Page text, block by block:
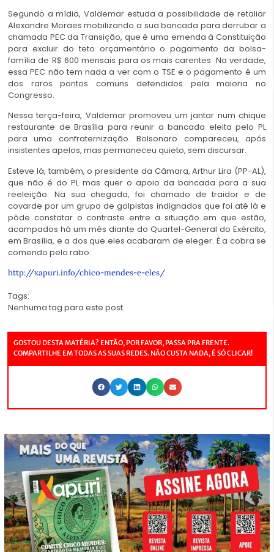
Segundo a mídia, Valdemar estuda a possibilidade de retaliar
Alexandre Moraes mobilizando a sua bancada para derrubar a
chamada PEC da Transição, que é uma emenda à Constituição
para excluir do teto orçamentário o pagamento da bolsa-
família de R$ 600 mensais para os mais carentes. Na verdade,
essa PEC não tem nada a ver com o TSE e o pagamento é um
dos raros pontos comuns defendidos pela maioria no
Congresso.
Nessa terça-feira, Valdemar promoveu um jantar num chique
restaurante de Brasília para reunir a bancada eleita pelo PL
para uma confraternização. Bolsonaro compareceu, após
insistentes apelos, mas permaneceu quieto, sem discursar.
Esteve lá, também, o presidente da Câmara, Arthur Lira (PP-AL),
que não é do PL mas quer o apoio da bancada para a sua
reeleição. Na sua chegada, foi chamado de traidor e de
covarde por um grupo de golpistas indignados que foi até lá e
pôde constatar o contraste entre a situação em que estão,
acampados há um mês diante do Quartel-General do Exército,
em Brasília, e a dos que eles acabaram de eleger. É a cobra se
comendo pelo rabo.
http://xapuri.info/chico-mendes-e-eles/
Tags:
Nenhuma tag para este post.
GOSTOU DESTA MATÉRIA? ENTÃO, POR FAVOR, PASSA PRA FRENTE.
COMPARTILHE EM TODAS AS SUAS REDES. NÃO CUSTA NADA, É SÓ CLICAR!